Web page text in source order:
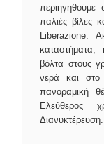
παλιές βίλες
Liberazione.
καταστήματα,
βόλτα στους
νερά και στο
πανοραμική
Ελεύθερος
Διανυκτέρευση.